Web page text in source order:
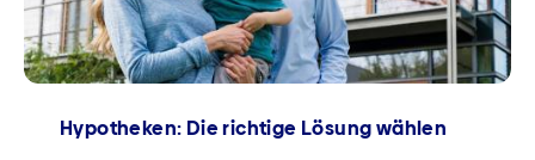
Hypotheken: Die richtige Lösung wählen